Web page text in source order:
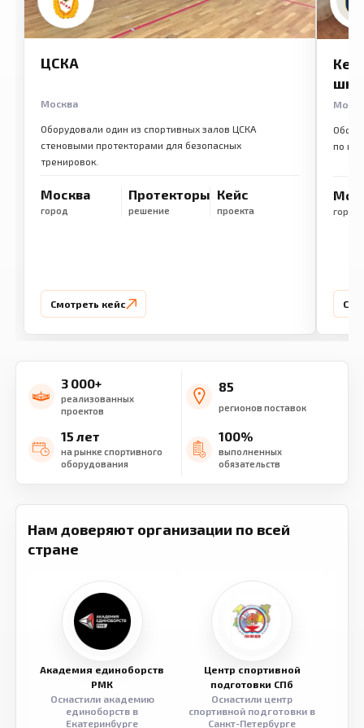
ЦСКА
Москва
Оборудовали один из спортивных залов ЦСКА
стеновыми протекторами для безопасных
тренировок.
Москва
город
Протекторы
решение
Кейс
проекта
Смотреть кейс
по
город
3 000+
реализованных
проектов
85
регионов поставок
15 лет
на рынке спортивного
оборудования
100%
выполненных
обязательств
Нам доверяют организации по всей
стране
Академия единоборств
РМК
Оснастили академию
единоборств в
Екатеринбурге
Центр спортивной
подготовки СПб
Оснастили центр
спортивной подготовки в
Санкт-Петербурге